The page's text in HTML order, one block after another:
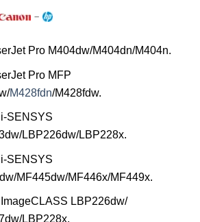
–
Pro M404dw/M404dn/M404n.
Pro MFP
M428fdn/M428fdw.
SENSYS
LBP226dw/LBP228x.
SENSYS
MF445dw/MF446x/MF449x.
LBP226dw/
LBP228x.